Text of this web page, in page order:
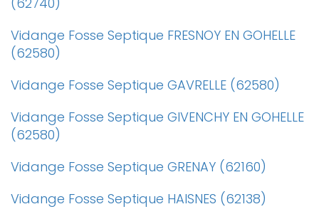
Vidange Fosse Septique FRESNOY EN GOHELLE
(62580)
Vidange Fosse Septique GAVRELLE (62580)
Vidange Fosse Septique GIVENCHY EN GOHELLE
(62580)
Vidange Fosse Septique GRENAY (62160)
Vidange Fosse Septique HAISNES (62138)